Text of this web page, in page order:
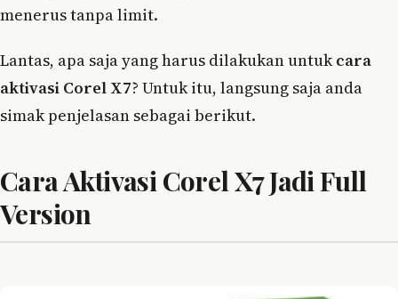
menerus tanpa limit.
Lantas, apa saja yang harus dilakukan untukcara
aktivasi Corel X7? Untuk itu, langsung saja anda
simak penjelasan sebagai berikut.
Cara Aktivasi Corel X7 Jadi Full
Version